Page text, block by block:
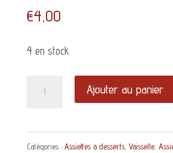
€4,00
4 en stock
quantité
Assiette
à
Ajouter au panier
Catégories : Assiettes à desserts, Vaisselle,